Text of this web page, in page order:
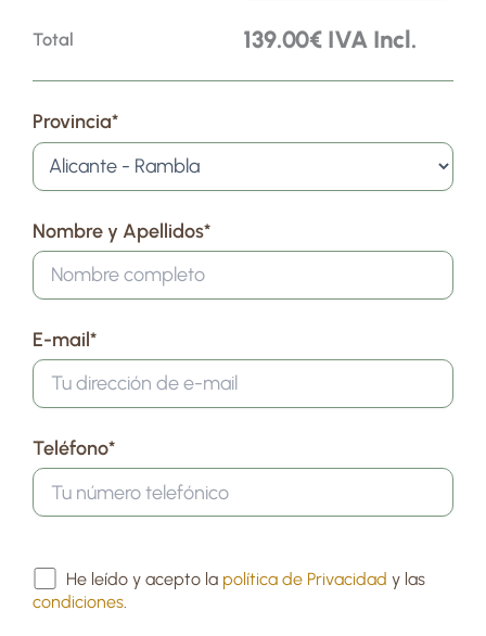
Total 139.00€ IVA Incl.
Provincia*
Nombre y Apellidos*
E-mail*
Teléfono*
He leído y acepto la política de Privacidad y las
condiciones.